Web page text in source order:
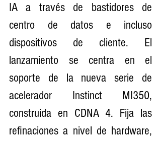
IA a través de bastidores de
centro de datos e incluso
dispositivos de cliente. El
lanzamiento se centra en el
soporte de la nueva serie de
acelerador Instinct MI350,
construida en CDNA 4. Fija las
refinaciones a nivel de hardware,